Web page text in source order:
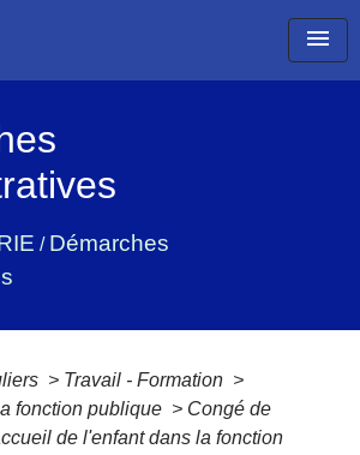
menu
/ Démarches
> Travail - Formation >
fonction publique > Congé de
de l'enfant dans la fonction